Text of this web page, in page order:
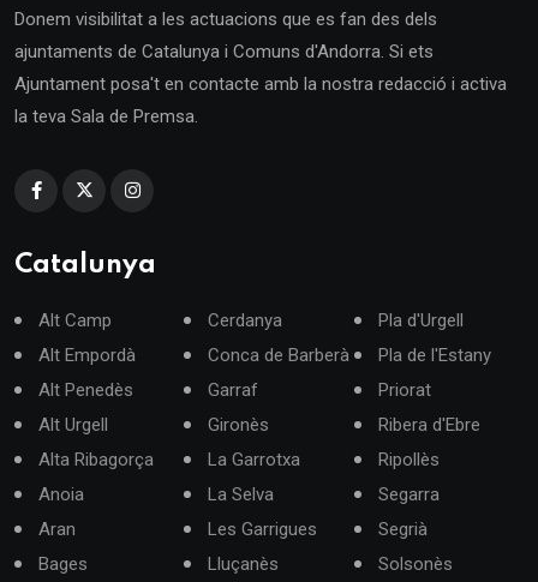
Donem visibilitat a les actuacions que es fan des dels
ajuntaments de Catalunya i Comuns d'Andorra. Si ets
Ajuntament posa't en contacte amb la nostra redacció i activa
la teva Sala de Premsa.
Catalunya
Alt Camp
Alt Empordà
Alt Penedès
Alt Urgell
Alta Ribagorça
Anoia
Aran
Bages
Cerdanya
Conca de Barberà
Garraf
Gironès
La Garrotxa
La Selva
Les Garrigues
Lluçanès
Pla d'Urgell
Pla de l'Estany
Priorat
Ribera d'Ebre
Ripollès
Segarra
Segrià
Solsonès